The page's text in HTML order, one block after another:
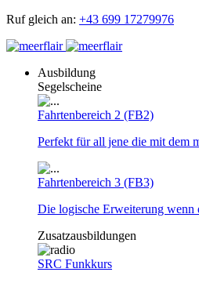
Ruf gleich an: +43 699 17279976
Ausbildung
Segelscheine
Fahrtenbereich 2 (FB2)
Perfekt für all jene die mit dem
Fahrtenbereich 3 (FB3)
Die logische Erweiterung wenn
Zusatzausbildungen
SRC Funkkurs